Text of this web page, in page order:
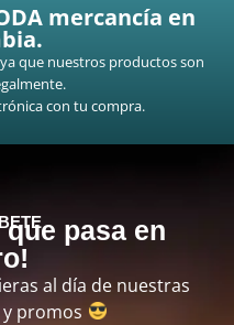
mercancía en
que nuestros productos son
con tu compra.
que pasa en
al día de nuestras
promos